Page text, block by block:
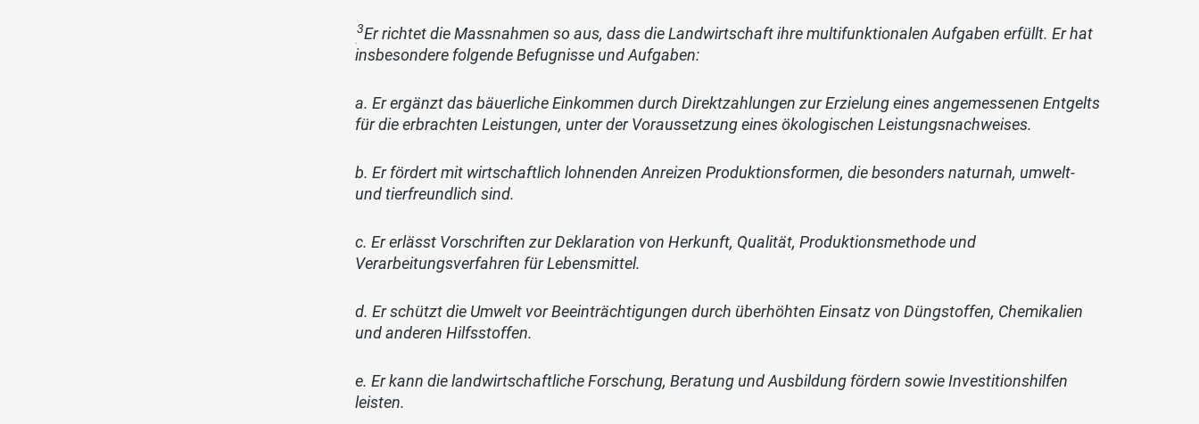
3Er richtet die Massnahmen so aus, dass die Landwirtschaft ihre multifunktionalen Aufgaben erfüllt. Er hat
insbesondere folgende Befugnisse und Aufgaben:
a. Er ergänzt das bäuerliche Einkommen durch Direktzahlungen zur Erzielung eines angemessenen Entgelts
für die erbrachten Leistungen, unter der Voraussetzung eines ökologischen Leistungsnachweises.
b. Er fördert mit wirtschaftlich lohnenden Anreizen Produktionsformen, die besonders naturnah, umwelt-
und tierfreundlich sind.
c. Er erlässt Vorschriften zur Deklaration von Herkunft, Qualität, Produktionsmethode und
Verarbeitungsverfahren für Lebensmittel.
d. Er schützt die Umwelt vor Beeinträchtigungen durch überhöhten Einsatz von Düngstoffen, Chemikalien
und anderen Hilfsstoffen.
e. Er kann die landwirtschaftliche Forschung, Beratung und Ausbildung fördern sowie Investitionshilfen
leisten.